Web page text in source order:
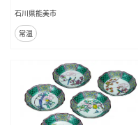
石川県能美市
常温